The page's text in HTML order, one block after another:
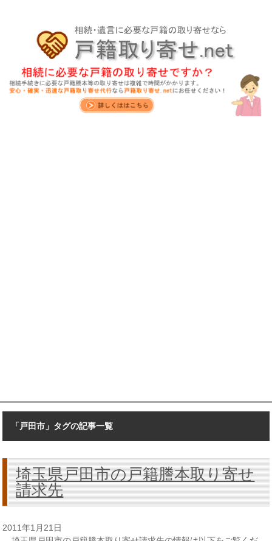
「戸田市」タグの記事一覧
埼玉県戸田市の戸籍謄本取り寄せ
請求先
2011年1月21日